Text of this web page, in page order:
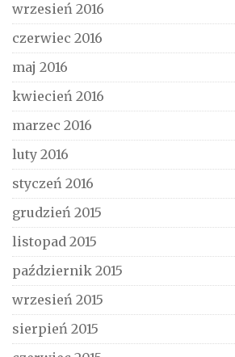
wrzesień 2016
czerwiec 2016
maj 2016
kwiecień 2016
marzec 2016
luty 2016
styczeń 2016
grudzień 2015
listopad 2015
październik 2015
wrzesień 2015
sierpień 2015